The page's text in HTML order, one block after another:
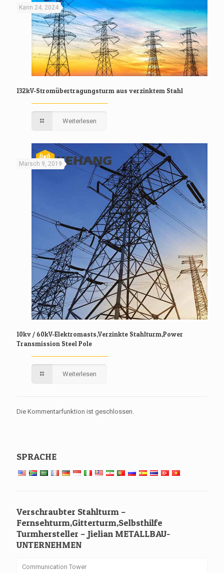
Kann 24, 2024
132kV-Stromübertragungsturm aus verzinktem Stahl
Weiterlesen
Marsch 9, 2019
10kv / 60kV-Elektromasts,Verzinkte Stahlturm,Power
Transmission Steel Pole
Weiterlesen
Die Kommentarfunktion ist geschlossen.
SPRACHE
Verschraubter Stahlturm –
Fernsehturm,Gitterturm,Selbsthilfe
Turmhersteller – Jielian METALLBAU-
UNTERNEHMEN
Communication Tower